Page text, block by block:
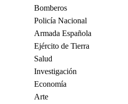
Bomberos
Policía Nacional
Armada Española
Ejército de Tierra
Salud
Investigación
Economía
Arte